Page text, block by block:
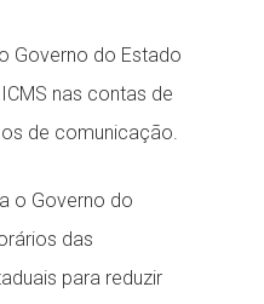
Governo do Estado
nas contas de
de comunicação.
o Governo do
das
para reduzir